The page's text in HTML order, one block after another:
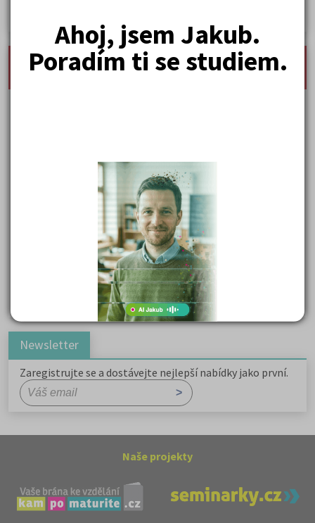
Ahoj, jsem Jakub.
Poradím ti se studiem.
nejnovější seminárky, maturitní otázky a čtenářsky
deník
Důležité reakce organických sloučenin a jejich význam
Zákonitosti v elektronové struktuře
Základní charakteristiky obyvatelstva a geografie sídel
Karel Hynek Mácha: Máj
Karel Havlíček Borovský: Tyrolské elegie
Romain Rolland: Petr a Lucie
Newsletter
Zaregistrujte se a dostávejte nejlepší nabídky jako první.
Naše projekty